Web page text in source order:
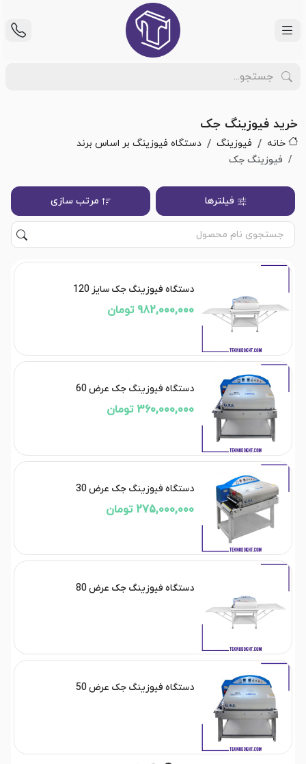
خرید فیوزینگ جک
خانه فیوزینگ
دستگاه فیوزینگ بر اساس برند
فیوزینگ جک
فیلترها مرتب سازی
دستگاه فیوزینگ جک سایز 120
982,000,000 تومان
دستگاه فیوزینگ جک عرض 60
360,000,000 تومان
دستگاه فیوزینگ جک عرض 30
275,000,000 تومان
دستگاه فیوزینگ جک عرض 80
دستگاه فیوزینگ جک عرض 50